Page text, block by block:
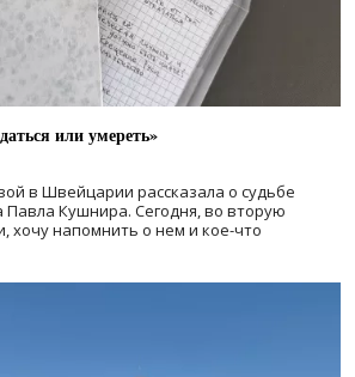
или умереть»
в Швейцарии рассказала о судьбе
Павла Кушнира. Сегодня, во вторую
хочу напомнить о нем и кое-что